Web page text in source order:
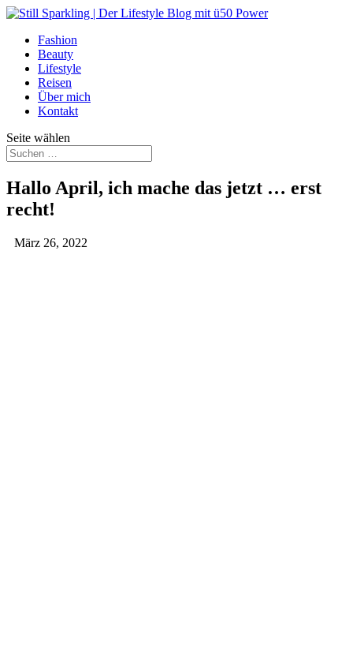
Fashion
Beauty
Lifestyle
Reisen
Über mich
Kontakt
Seite wählen
Hallo April, ich mache das jetzt … erst
recht!
März 26, 2022